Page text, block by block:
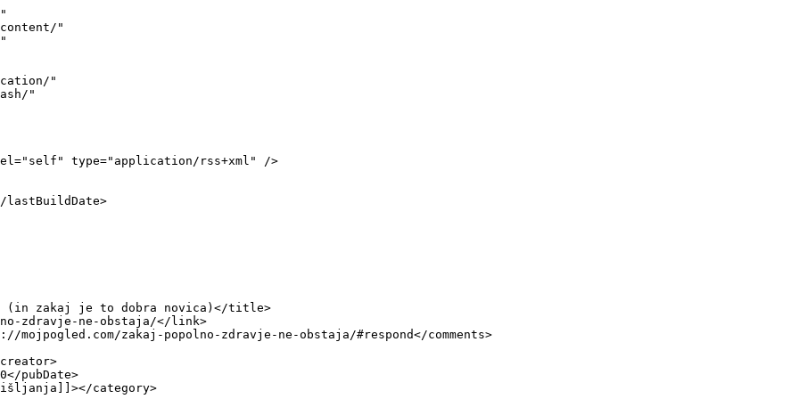
title>
		<link>https://mojpogled.com/naravni-spreji-za-vrt-proti-skodljivcem/</link>
		
		<